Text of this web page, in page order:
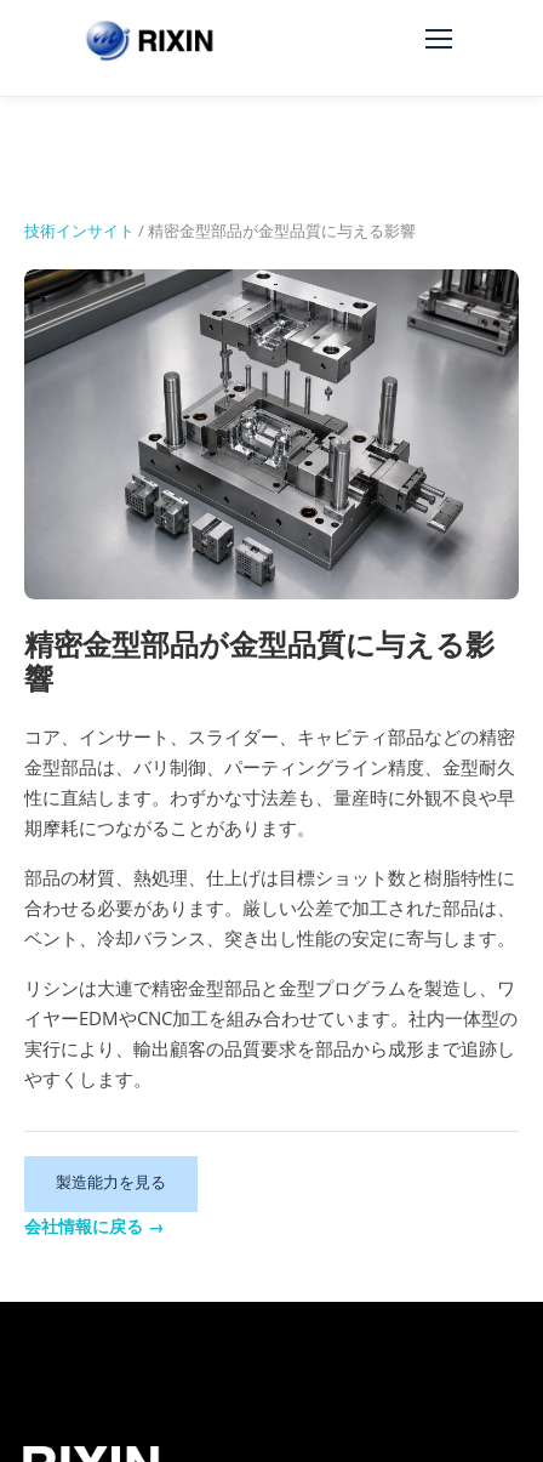
技術インサイト /精密金型部品が金型品質に与える影響
精密金型部品が金型品質に与える影
響
コア、インサート、スライダー、キャビティ部品などの精密
金型部品は、バリ制御、パーティングライン精度、金型耐久
性に直結します。わずかな寸法差も、量産時に外観不良や早
期摩耗につながることがあります。
部品の材質、熱処理、仕上げは目標ショット数と樹脂特性に
合わせる必要があります。厳しい公差で加工された部品は、
ベント、冷却バランス、突き出し性能の安定に寄与します。
リシンは大連で精密金型部品と金型プログラムを製造し、ワ
イヤーEDMやCNC加工を組み合わせています。社内一体型の
実行により、輸出顧客の品質要求を部品から成形まで追跡し
やすくします。
製造能力を見る
会社情報に戻る →